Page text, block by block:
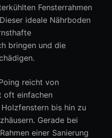
Fensterrahmen
ideale Nährboden
bringen und die
reicht von
oft einfachen
bis hin zu
Gerade bei
einer Sanierung